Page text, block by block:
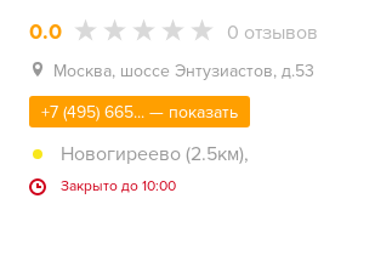
0.0 0 отзывов
Москва, шоссе Энтузиастов, д.53
+7 (495) 665... — показать
Новогиреево (2.5км),
Закрыто до 10:00